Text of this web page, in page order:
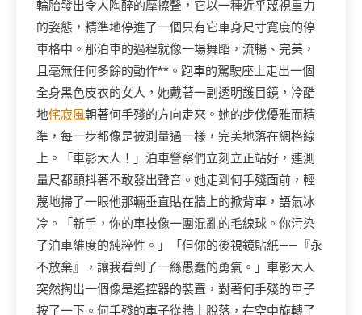
輪胎發出令人陶醉的摩擦聲，它以一種近乎蔑視重力
的姿態，精準地停進了一個只有它車身尺寸寬度的停
車格中。那泊車的過程就像一場舞蹈，流暢、完美，
且毫無任何多餘的動作**。跑車的駕駛座上走出一個
全身黑色皮衣的女人，她戴著一副透明護目鏡，冷酷
地侘寂風朝著何手殘的方向走來。她的步伐優雅而精
準，每一步都像是被測量過一樣，完美地落在網格線
上。「車影大人！」泊車警察們立刻立正站好，連測
量尺都顫抖著不敢發出聲音。她走到何手殘面前，輕
蔑地掃了一眼他那輛垂直貼在牆上的掀背車，語氣冰
冷。「新手，你的車技像一團混亂的毛線球。你污染
了泊車維度的純粹性。」「但你的後視鏡貼紙——『永
不放棄』，讓我看到了一絲愚蠢的勇氣。」車影大人
突然掏出一個像是遙控器的裝置，對著何手殘的車子
按了一下。何手殘的車子從牆上脫落，在空中旋轉了